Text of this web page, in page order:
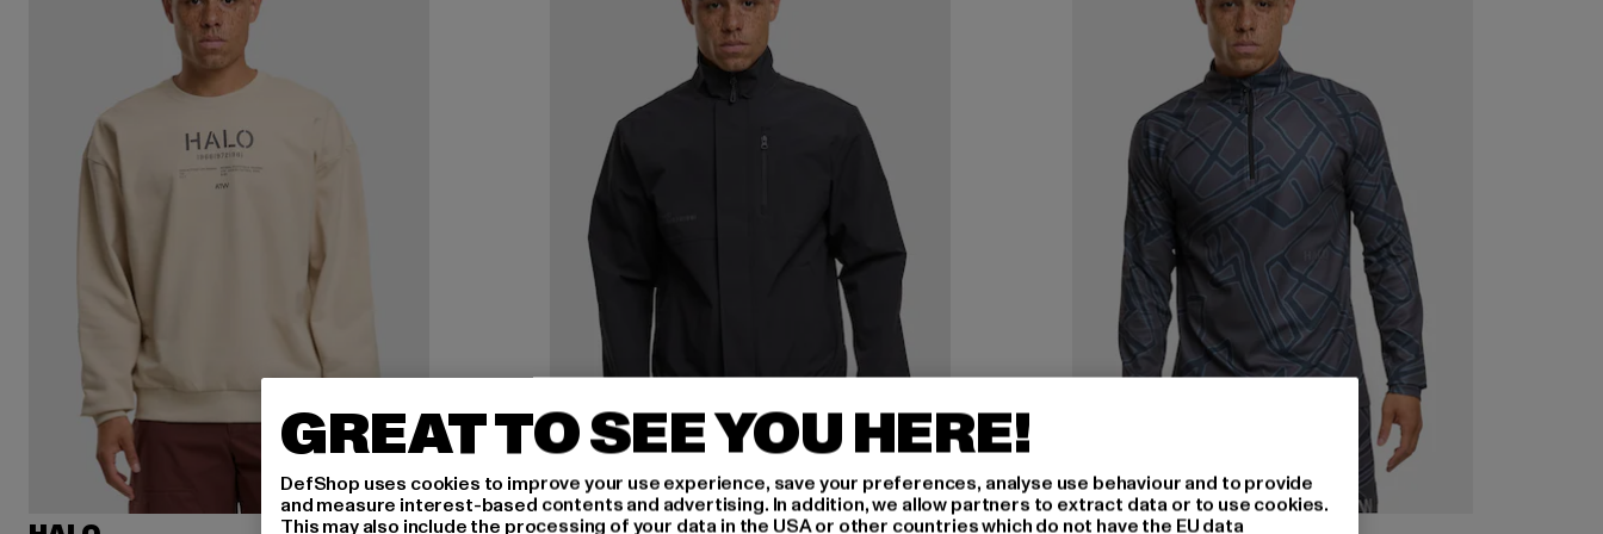
GREAT TO SEE YOU HERE!
DefShop uses cookies to improve your use experience, save your preferences, analyse use behaviour and to provide
and measure interest-based contents and advertising. In addition, we allow partners to extract data or to use cookies.
This may also include the processing of your data in the USA or other countries which do not have the EU data